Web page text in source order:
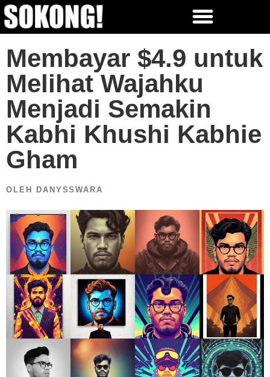
Membayar $4.9 untuk
Melihat Wajahku
Menjadi Semakin
Kabhi Khushi Kabhie
Gham
OLEH DANYSSWARA